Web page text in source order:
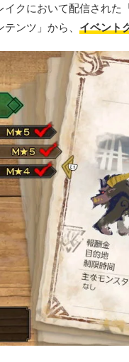
クにおいて配信された
ンツ」から、 イベント